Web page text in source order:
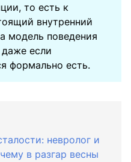
то есть к
внутренний
модель поведения
если
формально есть.
невролог и
в разгар весны